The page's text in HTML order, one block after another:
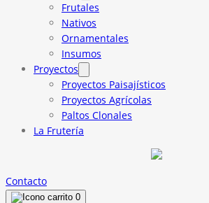
Frutales
Nativos
Ornamentales
Insumos
Proyectos
Proyectos Paisajísticos
Proyectos Agrícolas
Paltos Clonales
La Frutería
Contacto
0